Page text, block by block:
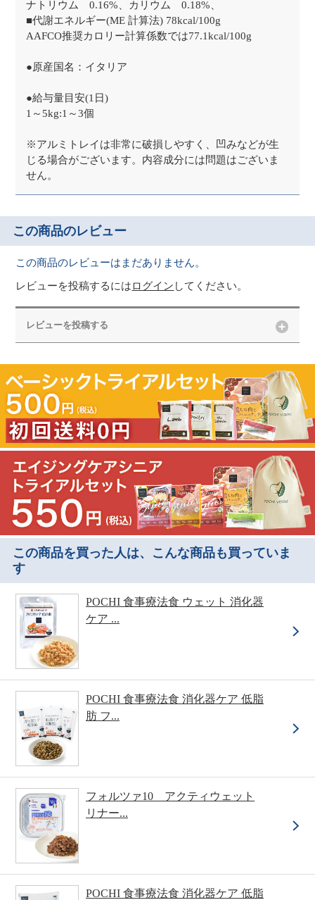
ナトリウム 0.16%、カリウム 0.18%、
■代謝エネルギー(ME 計算法) 78kcal/100g
AAFCO推奨カロリー計算係数では77.1kcal/100g
●原産国名：イタリア
●給与量目安(1日)
1～5kg:1～3個
※アルミトレイは非常に破損しやすく、凹みなどが生
じる場合がございます。内容成分には問題はございま
せん。
この商品のレビュー
この商品のレビューはまだありません。
レビューを投稿するにはログイン してください。
レビューを投稿する
この商品を買った人は、こんな商品も買っていま
す
POCHI 食事療法食 ウェット 消化器
ケア ...
POCHI 食事療法食 消化器ケア 低脂
肪 フ...
フォルツァ10 アクティウェット
リナー...
POCHI 食事療法食 消化器ケア 低脂